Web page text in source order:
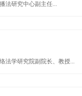
法研究中心副主任...
法学研究院副院长、教授...